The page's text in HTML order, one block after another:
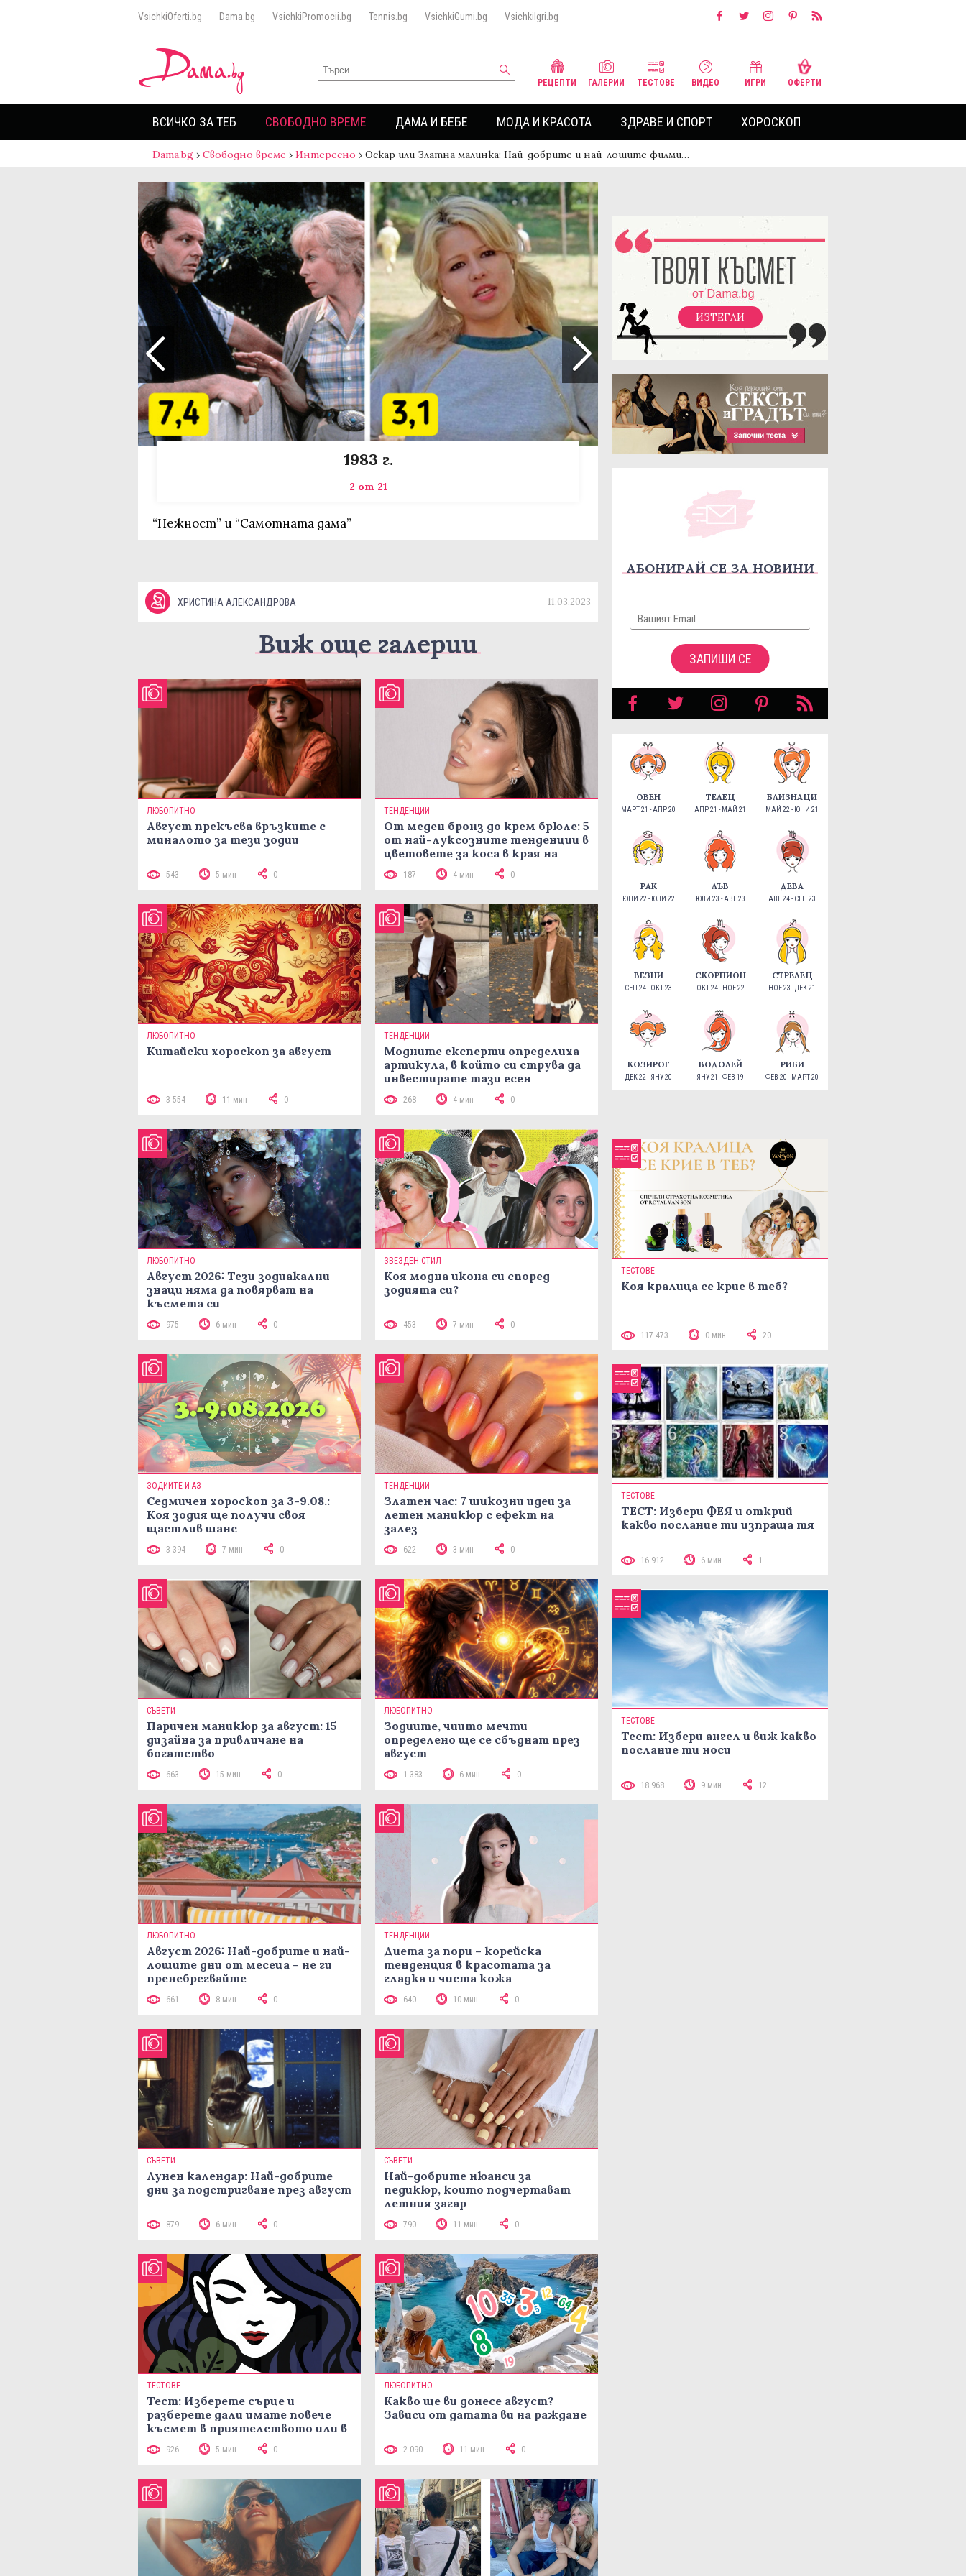
VsichkiOferti.bg Dama.bg VsichkiPromocii.bg Tennis.bg VsichkiGumi.bg VsichkiIgri.bg
РЕЦЕПТИ ГАЛЕРИИ ТЕСТОВЕ ВИДЕО ИГРИ ОФЕРТИ
ВСИЧКО ЗА ТЕБ СВОБОДНО ВРЕМЕ ДАМА И БЕБЕ МОДА И КРАСОТА ЗДРАВЕ И СПОРТ ХОРОСКОП
Dama.bg › Свободно време › Интересно › Оскар или Златна малинка: Най-добрите и най-лошите филми…
1983 г.
2 от 21
“Нежност” и “Самотната дама”
ХРИСТИНА АЛЕКСАНДРОВА 11.03.2023
Виж още галерии
ЛЮБОПИТНО
Август прекъсва връзките с
миналото за тези зодии
543 5 мин 0
ТЕНДЕНЦИИ
От меден бронз до крем брюле: 5
от най-луксозните тенденции в
цветовете за коса в края на
187 4 мин 0
ЛЮБОПИТНО
Китайски хороскоп за август
3 554 11 мин 0
ТЕНДЕНЦИИ
Модните експерти определиха
артикула, в който си струва да
инвестирате тази есен
268 4 мин 0
ЛЮБОПИТНО
Август 2026: Тези зодиакални
знаци няма да повярват на
късмета си
975 6 мин 0
ЗВЕЗДЕН СТИЛ
Коя модна икона си според
зодията си?
453 7 мин 0
ЗОДИИТЕ И АЗ
Седмичен хороскоп за 3-9.08.:
Коя зодия ще получи своя
щастлив шанс
3 394 7 мин 0
ТЕНДЕНЦИИ
Златен час: 7 шикозни идеи за
летен маникюр с ефект на
залез
622 3 мин 0
СЪВЕТИ
Паричен маникюр за август: 15
дизайна за привличане на
богатство
663 15 мин 0
ЛЮБОПИТНО
Зодиите, чиито мечти
определено ще се сбъднат през
август
1 383 6 мин 0
ЛЮБОПИТНО
Август 2026: Най-добрите и най-
лошите дни от месеца – не ги
пренебрегвайте
661 8 мин 0
ТЕНДЕНЦИИ
Диета за пори – корейска
тенденция в красотата за
гладка и чиста кожа
640 10 мин 0
СЪВЕТИ
Лунен календар: Най-добрите
дни за подстригване през август
879 6 мин 0
СЪВЕТИ
Най-добрите нюанси за
педикюр, които подчертават
летния загар
790 11 мин 0
ТЕСТОВЕ
Тест: Изберете сърце и
разберете дали имате повече
късмет в приятелството или в
любовта
926 5 мин 0
ЛЮБОПИТНО
Какво ще ви донесе август?
Зависи от датата ви на ражданe
2 090 11 мин 0
ИЗТЕГЛИ
АБОНИРАЙ СЕ ЗА НОВИНИ
ЗАПИШИ СЕ
ОВЕН
МАРТ 21 - АПР 20
ТЕЛЕЦ
АПР 21 - МАЙ 21
БЛИЗНАЦИ
МАЙ 22 - ЮНИ 21
РАК
ЮНИ 22 - ЮЛИ 22
ЛЪВ
ЮЛИ 23 - АВГ 23
ДЕВА
АВГ 24 - СЕП 23
ВЕЗНИ
СЕП 24 - ОКТ 23
СКОРПИОН
ОКТ 24 - НОЕ 22
СТРЕЛЕЦ
НОЕ 23 - ДЕК 21
КОЗИРОГ
ДЕК 22 - ЯНУ 20
ВОДОЛЕЙ
ЯНУ 21 - ФЕВ 19
РИБИ
ФЕВ 20 - МАРТ 20
ТЕСТОВЕ
Коя кралица се крие в теб?
117 473 0 мин 20
ТЕСТОВЕ
ТЕСТ: Избери ФЕЯ и открий
какво послание ти изпраща тя
16 912 6 мин 1
ТЕСТОВЕ
Тест: Избери ангел и виж какво
послание ти носи
18 968 9 мин 12